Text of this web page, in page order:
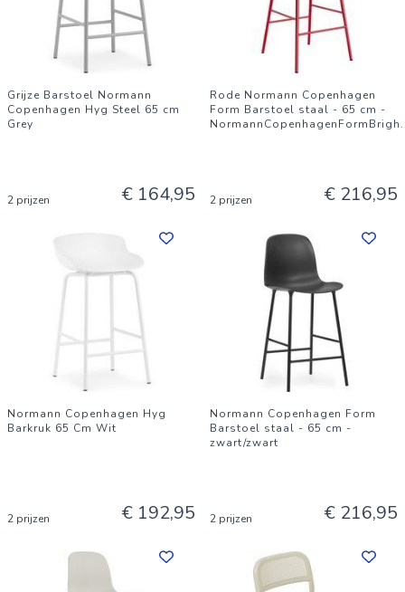
Grijze Barstoel Normann
Copenhagen Hyg Steel 65 cm
Grey
2 prijzen € 164,95
Rode Normann Copenhagen
Form Barstoel staal - 65 cm -
NormannCopenhagenFormBrigh
2 prijzen € 216,95
Normann Copenhagen Hyg
Barkruk 65 Cm Wit
2 prijzen € 192,95
Normann Copenhagen Form
Barstoel staal - 65 cm -
zwart/zwart
2 prijzen € 216,95